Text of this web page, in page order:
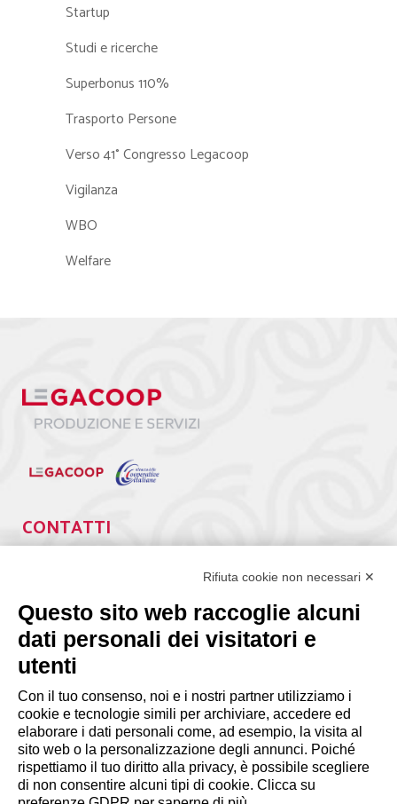
Startup
Studi e ricerche
Superbonus 110%
Trasporto Persone
Verso 41° Congresso Legacoop
Vigilanza
WBO
Welfare
CONTATTI
segreteria@lps.coop
INFORMAZIONI
Disclaimer
Rifiuta cookie non necessari ✕
Questo sito web raccoglie alcuni
dati personali dei visitatori e
utenti
Con il tuo consenso, noi e i nostri partner utilizziamo i
cookie e tecnologie simili per archiviare, accedere ed
elaborare i dati personali come, ad esempio, la visita al
sito web o la personalizzazione degli annunci. Poiché
rispettiamo il tuo diritto alla privacy, è possibile scegliere
di non consentire alcuni tipi di cookie. Clicca su